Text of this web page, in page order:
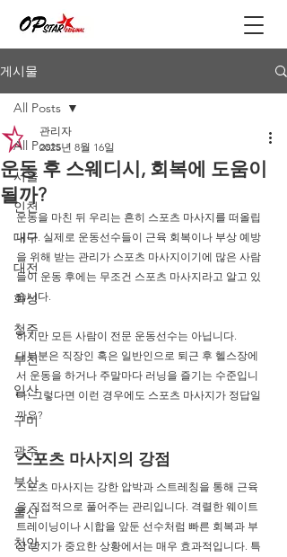
게시물
All Posts
서울
인천
대구
대전
화성
청주
부천
일산
구미
광주
부산
울산
천안
All Posts
운동 후 스웨디시, 회복에 도움이
될까?
관리자
2025년 8월 16일
운동을 마친 뒤 우리는 흔히 스포츠 마사지를 떠올립
니다. 실제로 운동선수들이 근육 회복이나 부상 예방
을 위해 받는 관리가 스포츠 마사지이기에 많은 사람
들이 운동 후에는 무조건 스포츠 마사지라고 알고 있
습니다.
하지만 모든 사람이 전문 운동선수는 아닙니다.
대부분은 직장인 혹은 일반인으로 퇴근 후 헬스장에
서 운동을 하거나 주말마다 러닝을 즐기는 수준입니
다. 그렇다면 이런 경우에도 스포츠 마사지가 정답일
까요?
스포츠 마사지의 강점
스포츠 마사지는 강한 압박과 스트레칭을 통해 근육
을 직접적으로 풀어주는 관리입니다. 격렬한 웨이트
트레이닝이나 시합을 앞둔 선수처럼 빠른 회복과 부
상 방지가 중요한 상황에서는 매우 효과적입니다. 특